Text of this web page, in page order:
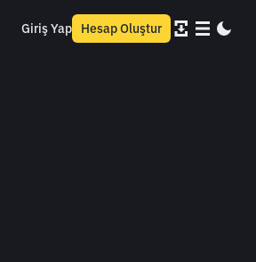
Giriş Yap Hesap Oluştur